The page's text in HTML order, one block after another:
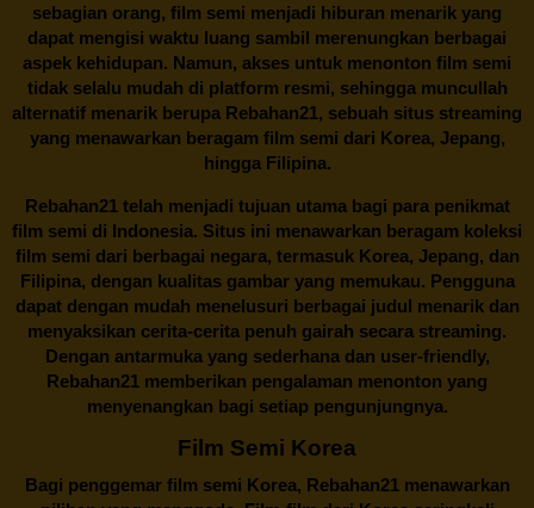
sebagian orang, film semi menjadi hiburan menarik yang
dapat mengisi waktu luang sambil merenungkan berbagai
aspek kehidupan. Namun, akses untuk menonton film semi
tidak selalu mudah di platform resmi, sehingga muncullah
alternatif menarik berupa Rebahan21, sebuah situs streaming
yang menawarkan beragam film semi dari Korea, Jepang,
hingga Filipina.
Rebahan21telah menjadi tujuan utama bagi para penikmat
film semi di Indonesia. Situs ini menawarkan beragam koleksi
film semi dari berbagai negara, termasuk Korea, Jepang, dan
Filipina, dengan kualitas gambar yang memukau. Pengguna
dapat dengan mudah menelusuri berbagai judul menarik dan
menyaksikan cerita-cerita penuh gairah secara streaming.
Dengan antarmuka yang sederhana dan user-friendly,
Rebahan21 memberikan pengalaman menonton yang
menyenangkan bagi setiap pengunjungnya.
Film Semi Korea
Bagi penggemar film semi Korea, Rebahan21menawarkan